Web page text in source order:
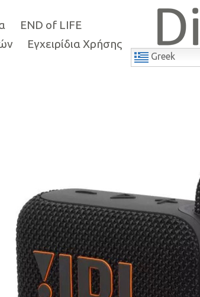
END of LIFE
Εγχειρίδια Χρήσης
Greek